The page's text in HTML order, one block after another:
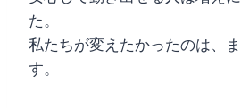
た。
私たちが変えたかったのは、
す。